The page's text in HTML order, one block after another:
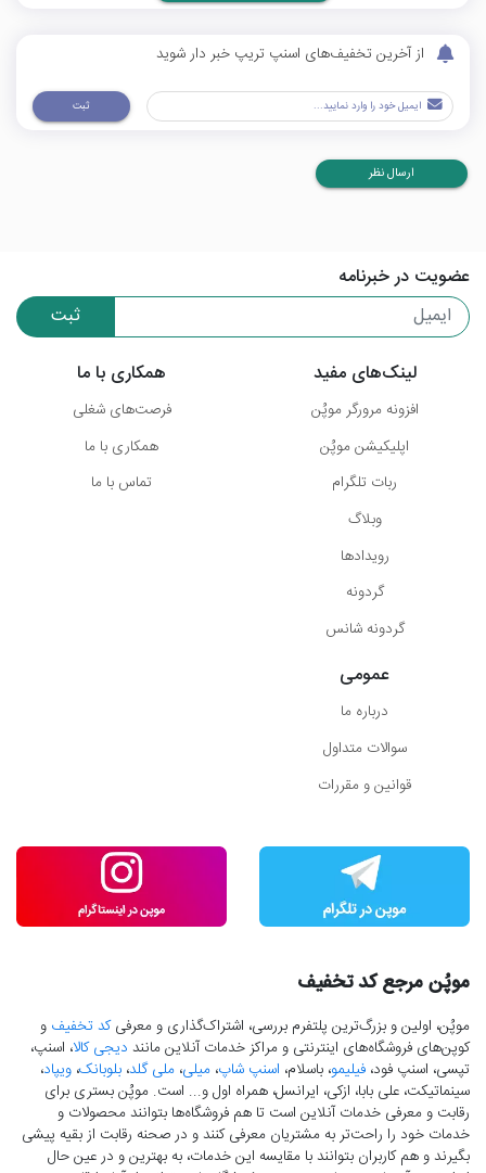
از آخرین تخفیف‌های اسنپ تریپ خبر دار شوید
ثبت
ارسال نظر
عضویت در خبرنامه
ثبت
لینک‌های مفید
افزونه مرورگر موپُن
اپلیکیشن موپُن
ربات تلگرام
وبلاگ
رویدادها
گردونه
گردونه شانس
همکاری با ما
فرصت‌های شغلی
همکاری با ما
تماس با ما
عمومی
درباره ما
سوالات متداول
قوانین و مقررات
موپُن مرجع کد تخفیف
موپُن، اولین و بزرگ‌ترین پلتفرم بررسی، اشتراک‌گذاری و معرفیکد تخفیف و
کوپن‌های فروشگاه‌های اینترنتی و مراکز خدمات آنلاین مانند دیجی کالا، اسنپ،
تپسی، اسنپ فود، فیلیمو، باسلام، اسنپ شاپ، میلی، ملی گلد، بلوبانک، ویپاد،
سینماتیکت، علی بابا، ازکی، ایرانسل، همراه اول و... است. موپُن بستری برای
رقابت و معرفی خدمات آنلاین است تا هم فروشگاه‌ها بتوانند محصولات و
خدمات خود را راحت‌تر به مشتریان معرفی کنند و در صحنه رقابت از بقیه پیشی
بگیرند و هم کاربران بتوانند با مقایسه این خدمات، به بهترین و در عین حال